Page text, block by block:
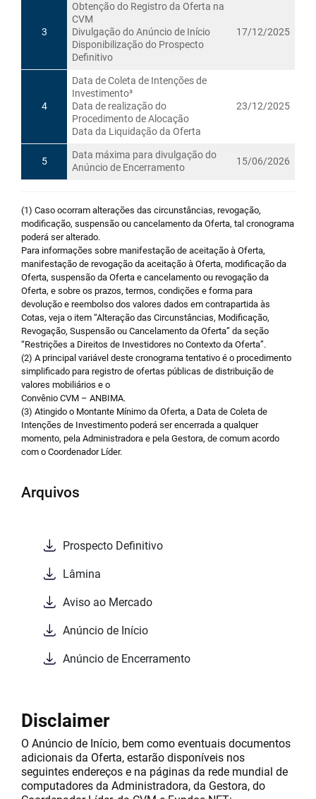
3
Obtenção do Registro da Oferta na
CVM
Divulgação do Anúncio de Início
Disponibilização do Prospecto
Definitivo
17/12/2025
4
Data de Coleta de Intenções de
Investimento³
Data de realização do
Procedimento de Alocação
Data da Liquidação da Oferta
23/12/2025
5
Data máxima para divulgação do
Anúncio de Encerramento
15/06/2026
(1) Caso ocorram alterações das circunstâncias, revogação,
modificação, suspensão ou cancelamento da Oferta, tal cronograma
poderá ser alterado.
Para informações sobre manifestação de aceitação à Oferta,
manifestação de revogação da aceitação à Oferta, modificação da
Oferta, suspensão da Oferta e cancelamento ou revogação da
Oferta, e sobre os prazos, termos, condições e forma para
devolução e reembolso dos valores dados em contrapartida às
Cotas, veja o item “Alteração das Circunstâncias, Modificação,
Revogação, Suspensão ou Cancelamento da Oferta” da seção
“Restrições a Direitos de Investidores no Contexto da Oferta”.
(2) A principal variável deste cronograma tentativo é o procedimento
simplificado para registro de ofertas públicas de distribuição de
valores mobiliários e o
Convênio CVM – ANBIMA.
(3) Atingido o Montante Mínimo da Oferta, a Data de Coleta de
Intenções de Investimento poderá ser encerrada a qualquer
momento, pela Administradora e pela Gestora, de comum acordo
com o Coordenador Líder.
Arquivos
Prospecto Definitivo
Lâmina
Aviso ao Mercado
Anúncio de Início
Anúncio de Encerramento
Disclaimer
O Anúncio de Início, bem como eventuais documentos
adicionais da Oferta, estarão disponíveis nos
seguintes endereços e na páginas da rede mundial de
computadores da Administradora, da Gestora, do